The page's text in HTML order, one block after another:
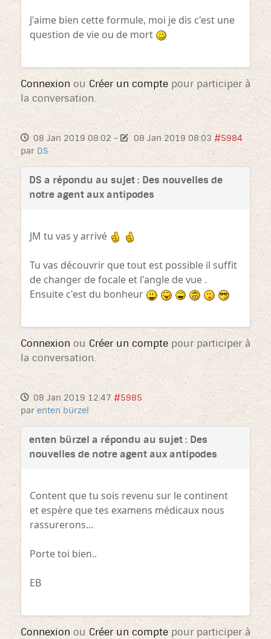
J'aime bien cette formule, moi je dis c'est une
question de vie ou de mort
Connexion ouCréer un compte pour participer à
la conversation.
08 Jan 2019 08:02 - 08 Jan 2019 08:03 #5984
par DS
DS a répondu au sujet : Des nouvelles de
notre agent aux antipodes
JM tu vas y arrivé
Tu vas découvrir que tout est possible il suffit
de changer de focale et l'angle de vue .
Ensuite c'est du bonheur
Connexionou Créer un compte pour participer à
la conversation.
08 Jan 2019 12:47 #5985
parenten bürzel
enten bürzel a répondu au sujet : Des
nouvelles de notre agent aux antipodes
Content que tu sois revenu sur le continent
et espère que tes examens médicaux nous
rassurerons...
Porte toi bien..
EB
Connexion ou Créer un comptepour participer à